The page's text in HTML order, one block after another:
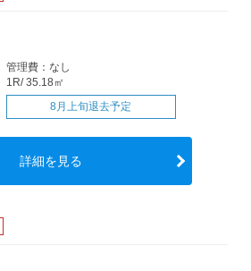
管理費：なし
1R/ 35.18㎡
8月上旬退去予定
詳細を見る